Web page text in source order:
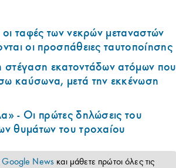
οι ταφές των νεκρών μεταναστών
οι προσπάθειες ταυτοποίησης
στέγαση εκατοντάδων ατόμων που
καύσωνα, μετά την εκκένωση
- Οι πρώτες δηλώσεις του
θυμάτων του τροχαίου
Google News και μάθετε πρώτοι όλες τις